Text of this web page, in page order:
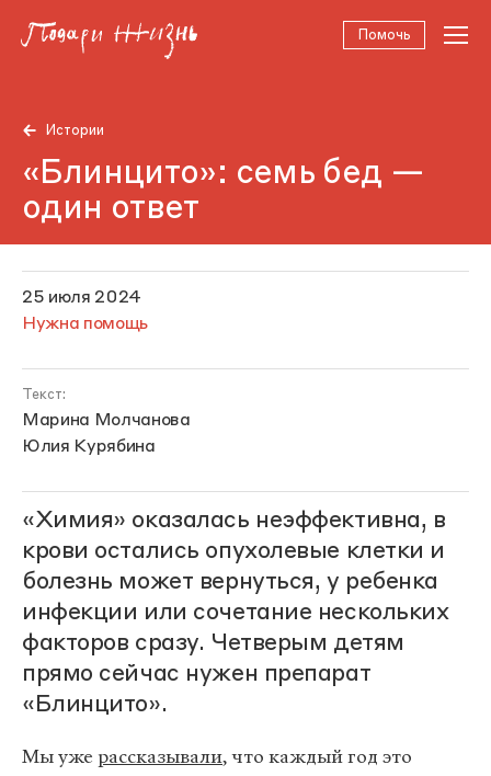
Помочь
Истории
«Блинцито»: семь бед —
один ответ
25 июля 2024
Нужна помощь
Текст:
Марина Молчанова
Юлия Курябина
«Химия» оказалась неэффективна, в
крови остались опухолевые клетки и
болезнь может вернуться, у ребенка
инфекции или сочетание нескольких
факторов сразу. Четверым детям
прямо сейчас нужен препарат
«Блинцито».
Мы уже рассказывали, что каждый год это